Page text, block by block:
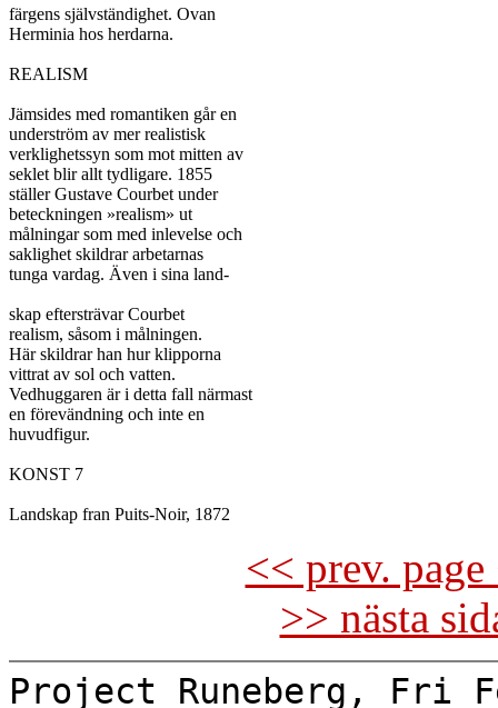
färgens självständighet. Ovan
Herminia hos herdarna.
REALISM
Jämsides med romantiken går en
underström av mer realistisk
verklighetssyn som mot mitten av
seklet blir allt tydligare. 1855
ställer Gustave Courbet under
beteckningen »realism» ut
målningar som med inlevelse och
saklighet skildrar arbetarnas
tunga vardag. Även i sina land-
skap eftersträvar Courbet
realism, såsom i målningen.
Här skildrar han hur klipporna
vittrat av sol och vatten.
Vedhuggaren är i detta fall närmast
en förevändning och inte en
huvudfigur.
KONST 7
<< prev.
>> nästa
Project Runeberg, Fri